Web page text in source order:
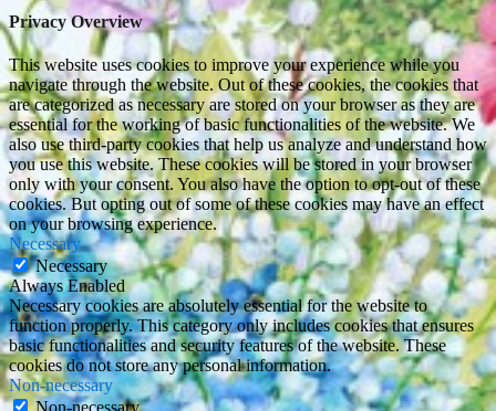
Privacy Overview
This website uses cookies to improve your experience while you
navigate through the website. Out of these cookies, the cookies that
are categorized as necessary are stored on your browser as they are
essential for the working of basic functionalities of the website. We
also use third-party cookies that help us analyze and understand how
you use this website. These cookies will be stored in your browser
only with your consent. You also have the option to opt-out of these
cookies. But opting out of some of these cookies may have an effect
on your browsing experience.
Necessary
Necessary
Always Enabled
Necessary cookies are absolutely essential for the website to
function properly. This category only includes cookies that ensures
basic functionalities and security features of the website. These
cookies do not store any personal information.
Non-necessary
Non-necessary